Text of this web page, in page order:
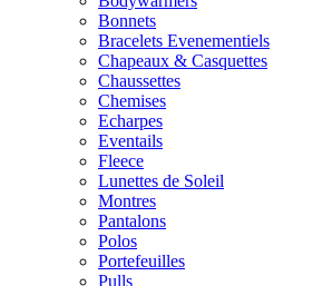
Bonnets
Bracelets Evenementiels
Chapeaux & Casquettes
Chaussettes
Chemises
Echarpes
Eventails
Fleece
Lunettes de Soleil
Montres
Pantalons
Polos
Portefeuilles
Pulls